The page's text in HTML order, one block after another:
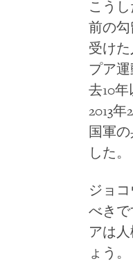
こう
前の
受け
プア
去10
2013
国軍
した。
ジョ
べき
アは
ょう。